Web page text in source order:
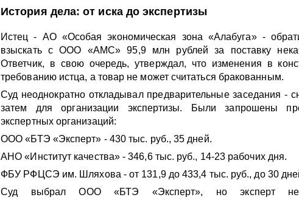
История дела: от иска до экспертизы
Истец - АО «Особая экономическая зона «Алабуга» -
взыскать с ООО «АМС» 95,9 млн рублей за поставку
Ответчик, в свою очередь, утверждал, что изменения в
требованию истца, а товар не может считаться бракованным.
Суд неоднократно откладывал предварительные заседания -
затем для организации экспертизы. Были запрошены
экспертных организаций:
ООО «БТЭ «Эксперт» - 430 тыс. руб., 35 дней.
АНО «Институт качества» - 346,6 тыс. руб., 14-23 рабочих дня.
ФБУ РФЦСЭ им. Шляхова - от 131,9 до 433,4 тыс. руб., до 30
Суд выбрал ООО «БТЭ «Эксперт», но эксперт